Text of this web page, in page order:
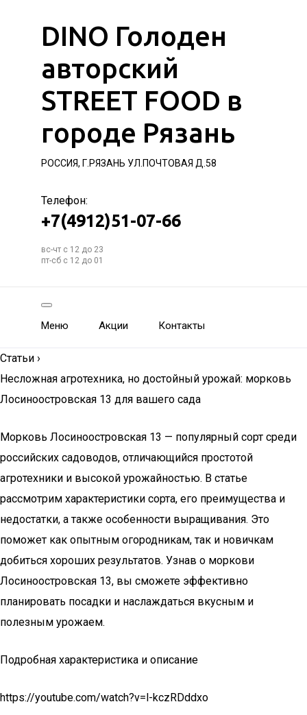
DINO Голоден
авторский
STREET FOOD в
городе Рязань
РОССИЯ, Г.РЯЗАНЬ УЛ.ПОЧТОВАЯ Д.58
Телефон:
+7(4912)51-07-66
вс-чт с 12 до 23
пт-сб с 12 до 01
Меню Акции Контакты
Статьи ›
Несложная агротехника, но достойный урожай: морковь
Лосиноостровская 13 для вашего сада
Морковь Лосиноостровская 13 — популярный сорт среди
российских садоводов, отличающийся простотой
агротехники и высокой урожайностью. В статье
рассмотрим характеристики сорта, его преимущества и
недостатки, а также особенности выращивания. Это
поможет как опытным огородникам, так и новичкам
добиться хороших результатов. Узнав о моркови
Лосиноостровская 13, вы сможете эффективно
планировать посадки и наслаждаться вкусным и
полезным урожаем.
Подробная характеристика и описание
https://youtube.com/watch?v=l-kczRDddxo